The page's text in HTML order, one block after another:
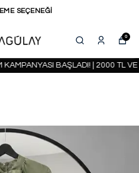
SEÇENEĞİ
0
BAŞLADI! | 2000 TL VE